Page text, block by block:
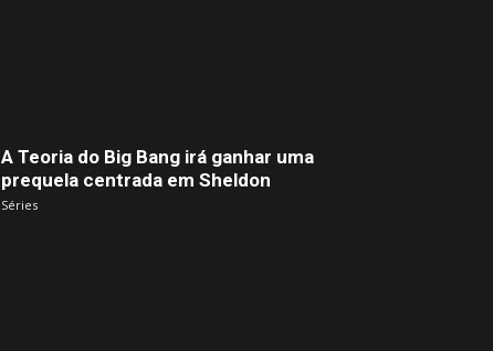
A Teoria do Big Bang irá ganhar uma
prequela centrada em Sheldon
Séries